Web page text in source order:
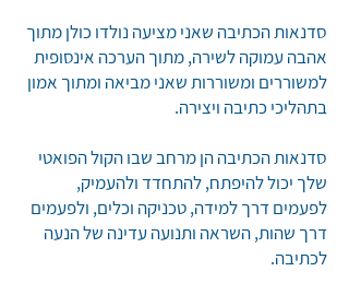
סדנאות הכתיבה שאני מציעה נולדו כולן מתוך
אהבה עמוקה לשירה, מתוך הערכה אינסופית
למשוררים ומשוררות שאני מביאה ומתוך אמון
בתהליכי כתיבה ויצירה.
סדנאות הכתיבה הן מרחב שבו הקול הפואטי
שלך יכול להיפתח, להתחדד ולהעמיק,
לפעמים דרך למידה, טכניקה וכלים, ולפעמים
דרך שהות, השראה ותנועה עדינה של הנעה
לכתיבה.